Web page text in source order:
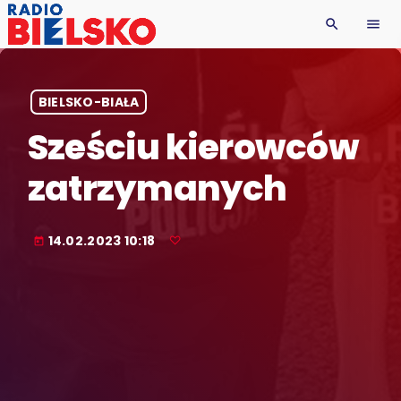
search menu
BIELSKO-BIAŁA
Sześciu kierowców
zatrzymanych
today 14.02.2023 10:18